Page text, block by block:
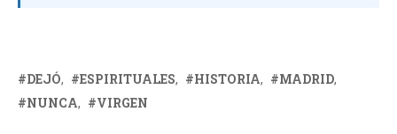
DEJÓ ESPIRITUALES HISTORIA
MADRID
NUNCA
VIRGEN